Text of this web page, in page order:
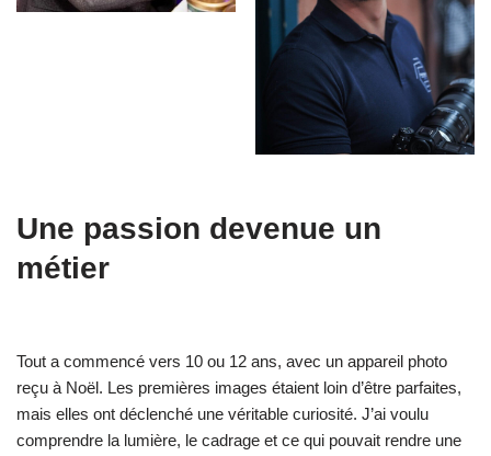
Une passion devenue un
métier
Tout a commencé vers 10 ou 12 ans, avec un appareil photo
reçu à Noël. Les premières images étaient loin d’être parfaites,
mais elles ont déclenché une véritable curiosité. J’ai voulu
comprendre la lumière, le cadrage et ce qui pouvait rendre une